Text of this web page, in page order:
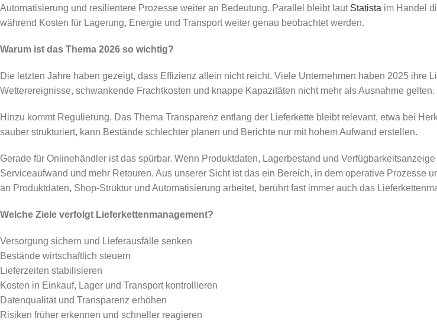
Automatisierung und resilientere Prozesse weiter an Bedeutung. Parallel bleibt laut Statista im Handel
während Kosten für Lagerung, Energie und Transport weiter genau beobachtet werden.
Warum ist das Thema 2026 so wichtig?
Die letzten Jahre haben gezeigt, dass Effizienz allein nicht reicht. Viele Unternehmen haben 2025 ihre
Wetterereignisse, schwankende Frachtkosten und knappe Kapazitäten nicht mehr als Ausnahme gelten.
Hinzu kommt Regulierung. Das Thema Transparenz entlang der Lieferkette bleibt relevant, etwa bei
sauber strukturiert, kann Bestände schlechter planen und Berichte nur mit hohem Aufwand erstellen.
Gerade für Onlinehändler ist das spürbar. Wenn Produktdaten, Lagerbestand und
Serviceaufwand und mehr Retouren. Aus unserer Sicht ist das ein Bereich, in dem operative Prozesse
an Produktdaten, Shop-Struktur und Automatisierung arbeitet, berührt fast immer auch das
Welche Ziele verfolgt Lieferkettenmanagement?
Versorgung sichern und Lieferausfälle senken
Bestände wirtschaftlich steuern
Lieferzeiten stabilisieren
Kosten in Einkauf, Lager und Transport kontrollieren
Datenqualität und Transparenz erhöhen
Risiken früher erkennen und schneller reagieren